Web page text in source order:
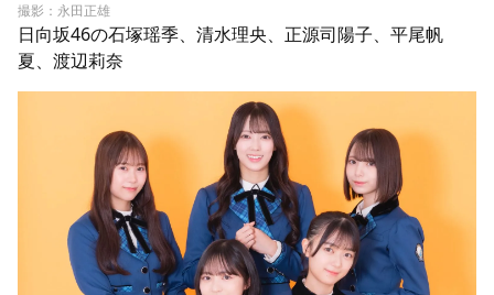
撮影：永田正雄
日向坂46の石塚瑶季、清水理央、正源司陽子、平尾帆
夏、渡辺莉奈